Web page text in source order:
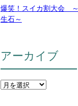
爆笑！スイカ割大会 ～
生石～
アーカイブ